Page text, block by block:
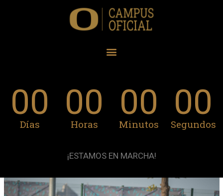
00
Días
00
Horas
00
Minutos
00
Segundos
¡ESTAMOS EN MARCHA!